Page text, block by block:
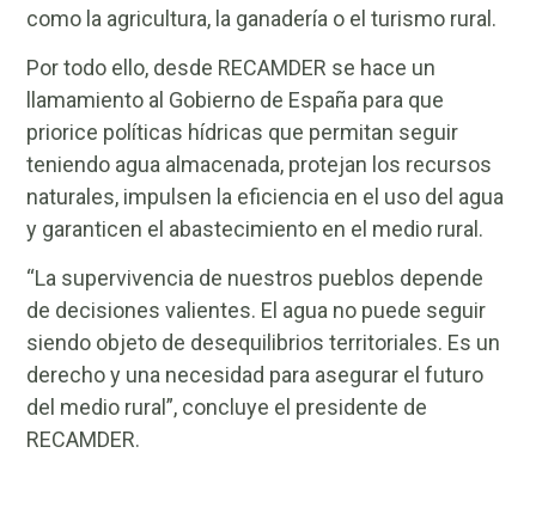
como la agricultura, la ganadería o el turismo rural.
Por todo ello, desde RECAMDER se hace un
llamamiento al Gobierno de España para que
priorice políticas hídricas que permitan seguir
teniendo agua almacenada, protejan los recursos
naturales, impulsen la eficiencia en el uso del agua
y garanticen el abastecimiento en el medio rural.
“La supervivencia de nuestros pueblos depende
de decisiones valientes. El agua no puede seguir
siendo objeto de desequilibrios territoriales. Es un
derecho y una necesidad para asegurar el futuro
del medio rural”, concluye el presidente de
RECAMDER.